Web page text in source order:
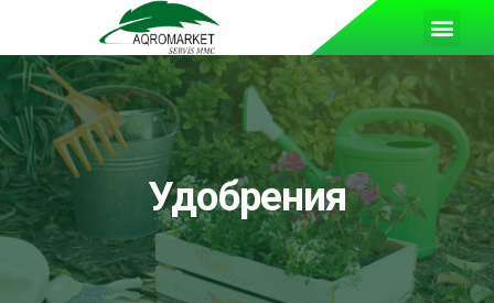
Удобрения